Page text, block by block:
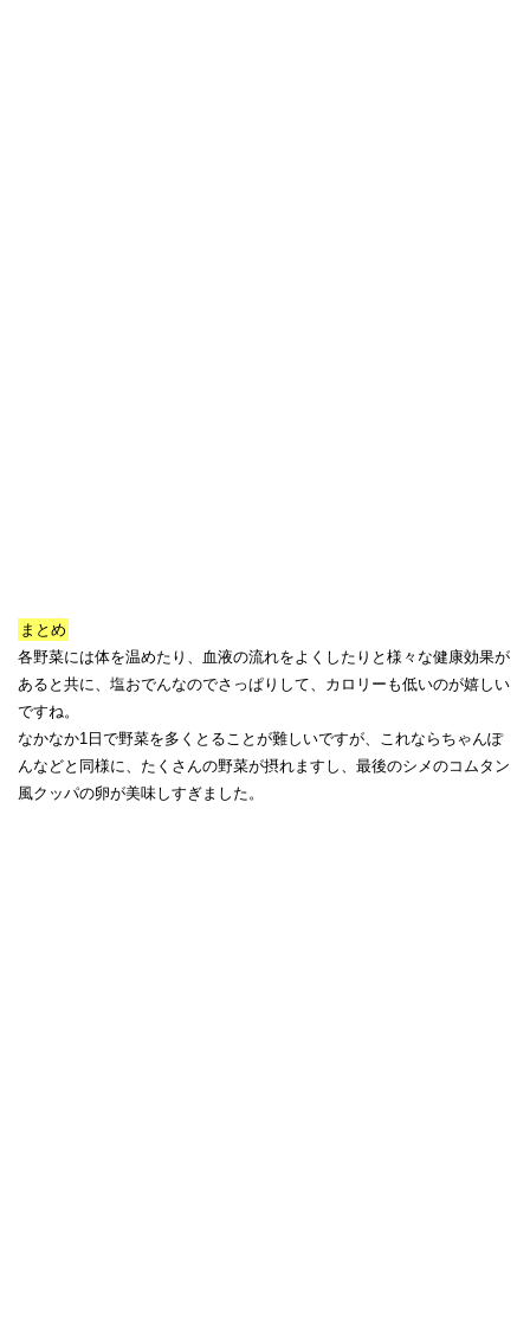
まとめ
各野菜には体を温めたり、血液の流れをよくしたりと様々な健康効果が
あると共に、塩おでんなのでさっぱりして、カロリーも低いのが嬉しい
ですね。
なかなか1日で野菜を多くとることが難しいですが、これならちゃんぽ
んなどと同様に、たくさんの野菜が摂れますし、最後のシメのコムタン
風クッパの卵が美味しすぎました。